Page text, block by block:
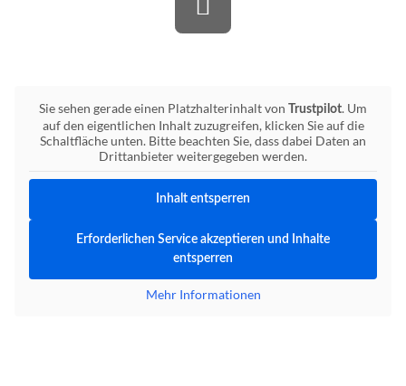
Sie sehen gerade einen Platzhalterinhalt von Trustpilot. Um
auf den eigentlichen Inhalt zuzugreifen, klicken Sie auf die
Schaltfläche unten. Bitte beachten Sie, dass dabei Daten an
Drittanbieter weitergegeben werden.
Inhalt entsperren
Erforderlichen Service akzeptieren und Inhalte
entsperren
Mehr Informationen